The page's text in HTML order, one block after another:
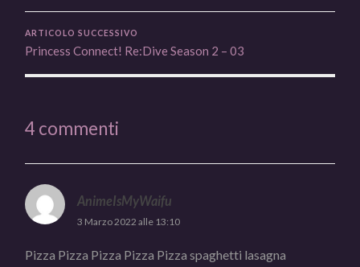
ARTICOLO SUCCESSIVO
Princess Connect! Re:Dive Season 2 – 03
4 commenti
AnimeIsMyWaifu
3 Marzo 2022 alle 13:10
Pizza Pizza Pizza Pizza Pizza spaghetti lasagna